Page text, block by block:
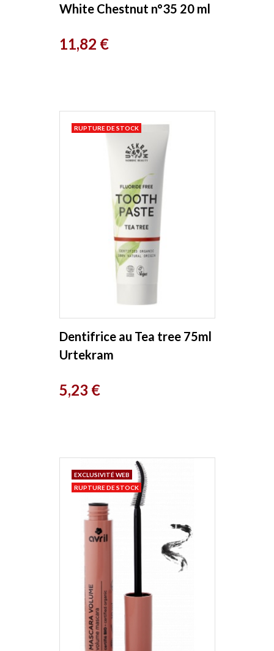
White Chestnut n°35 20 ml
Prix
11,82 €
Dentifrice au Tea tree 75ml
Urtekram
Prix
5,23 €
RUPTURE DE STOCK
EXCLUSIVITÉ WEB
RUPTURE DE STOCK